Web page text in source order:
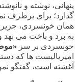
پنهانی، نوشته و
گذارد؛ برای برطرف
همان خونسردی،
به برد و باخت می نهد
خونسردی بر سر
امپریالیست ها که
آغشته است، گفتگو